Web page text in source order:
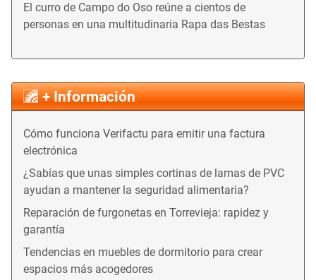
El curro de Campo do Oso reúne a cientos de
personas en una multitudinaria Rapa das Bestas
+ Información
Cómo funciona Verifactu para emitir una factura
electrónica
¿Sabías que unas simples cortinas de lamas de PVC
ayudan a mantener la seguridad alimentaria?
Reparación de furgonetas en Torrevieja: rapidez y
garantía
Tendencias en muebles de dormitorio para crear
espacios más acogedores